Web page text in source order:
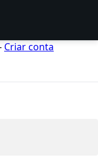
Criar conta